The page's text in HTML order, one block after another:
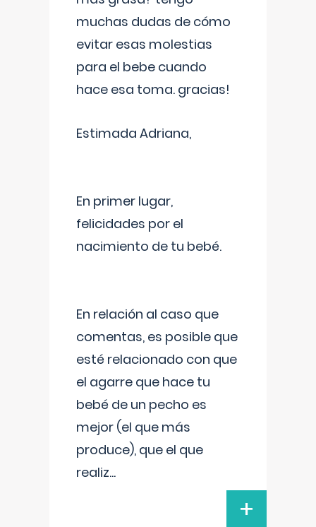
muchas dudas de cómo
evitar esas molestias
para el bebe cuando
hace esa toma. gracias!
Estimada Adriana,
En primer lugar,
felicidades por el
nacimiento de tu bebé.
En relación al caso que
comentas, es posible que
esté relacionado con que
el agarre que hace tu
bebé de un pecho es
mejor (el que más
produce), que el que
realiz...
+